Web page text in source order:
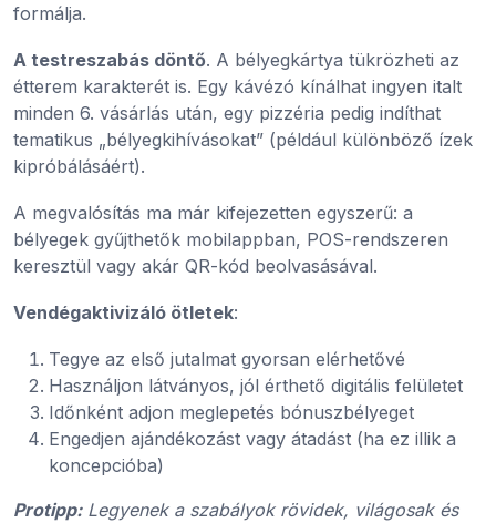
formálja.
A testreszabás döntő. A bélyegkártya tükrözheti az
étterem karakterét is. Egy kávézó kínálhat ingyen italt
minden 6. vásárlás után, egy pizzéria pedig indíthat
tematikus „bélyegkihívásokat” (például különböző ízek
kipróbálásáért).
A megvalósítás ma már kifejezetten egyszerű: a
bélyegek gyűjthetők mobilappban, POS-rendszeren
keresztül vagy akár QR-kód beolvasásával.
Vendégaktivizáló ötletek:
Tegye az első jutalmat gyorsan elérhetővé
Használjon látványos, jól érthető digitális felületet
Időnként adjon meglepetés bónuszbélyeget
Engedjen ajándékozást vagy átadást (ha ez illik a
koncepcióba)
Protipp: Legyenek a szabályok rövidek, világosak és